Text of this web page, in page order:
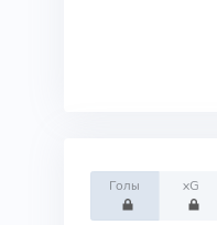
Голы xG